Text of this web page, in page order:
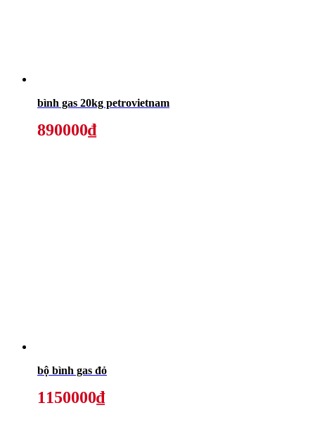
bình gas 20kg petrovietnam
890000₫
bộ bình gas đỏ
1150000₫